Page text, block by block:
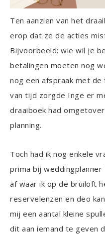
Ten aanzien van het
erop dat ze de acties
Bijvoorbeeld: wie wil je
betalingen moeten nog
nog een afspraak met de
van tijd zorgde Inge er
draaiboek had
planning.
Toch had ik nog enkele
prima bij
af waar ik op de bruiloft
reservelenzen en deo
mij een aantal kleine
dit aan iemand te geven